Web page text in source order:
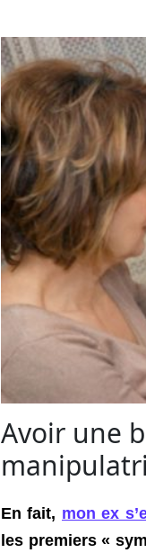
Avoir une
En fait, mon ex
les premiers «